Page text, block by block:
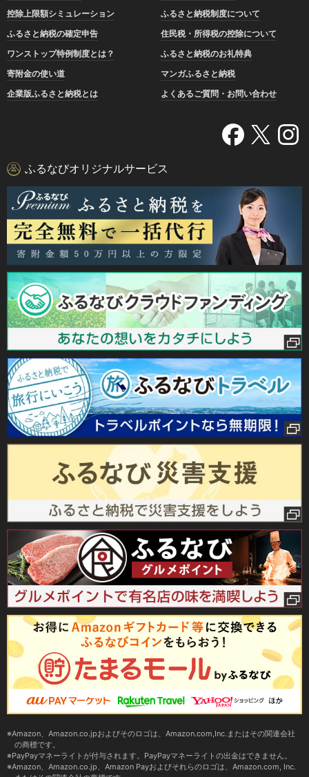
控除上限額シミュレーション
ふるさと納税制度について
ふるさと納税の確定申告
住民税・所得税の控除について
ワンストップ特例制度とは？
ふるさと納税のお礼特典
寄附金の使い道
マンガふるさと納税
企業版ふるさと納税とは
よくあるご質問・お問い合わせ
ふるなびオリジナルサービス
Amazon、Amazon.co.jpおよびそのロゴは、Amazon.com,Inc.またはその関連会社
の商標です。
PayPayマネーライトが付与されます。PayPayマネーライトの出金はできません。
Amazon、Amazon.co.jp、Amazon Payおよびそれらのロゴは、Amazon.com, Inc.